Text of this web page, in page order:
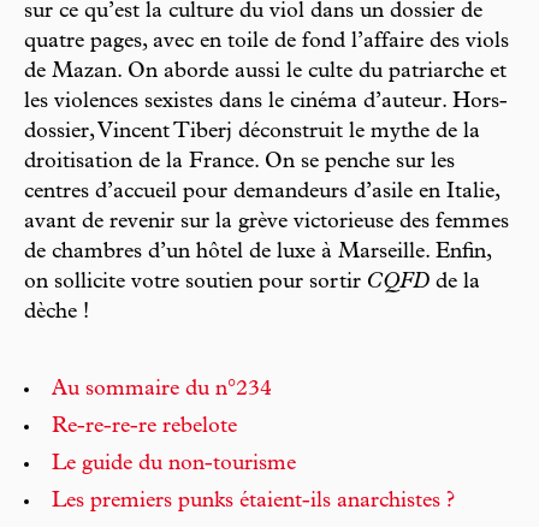
sur ce qu’est la culture du viol dans un dossier de
quatre pages, avec en toile de fond l’affaire des viols
de Mazan. On aborde aussi le culte du patriarche et
les violences sexistes dans le cinéma d’auteur. Hors-
dossier, Vincent Tiberj déconstruit le mythe de la
droitisation de la France. On se penche sur les
centres d’accueil pour demandeurs d’asile en Italie,
avant de revenir sur la grève victorieuse des femmes
de chambres d’un hôtel de luxe à Marseille. Enfin,
on sollicite votre soutien pour sortir CQFD de la
dèche !
Au sommaire du n°234
Re-re-re-re rebelote
Le guide du non-tourisme
Les premiers punks étaient-ils anarchistes ?